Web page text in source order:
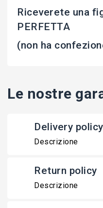
Riceverete una
PERFETTA
(non ha
Le nostre
Delivery policy
Descrizione
Return policy
Descrizione